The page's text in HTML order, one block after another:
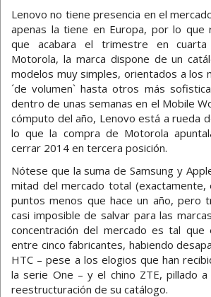
Lenovo no tiene presencia en el
apenas la tiene en Europa, por lo que
que acabara el trimestre en cuarta
Motorola, la marca dispone de un
modelos muy simples, orientados a los
´de volumen` hasta otros más
dentro de unas semanas en el Mobile
cómputo del año, Lenovo está a rueda
lo que la compra de Motorola
cerrar 2014 en tercera posición.
Nótese que la suma de Samsung y
mitad del mercado total (exactamente,
puntos menos que hace un año, pero
casi imposible de salvar para las
concentración del mercado es tal
entre cinco fabricantes, habiendo
HTC – pese a los elogios que han
la serie One – y el chino ZTE, pillado
reestructuración de su catálogo.